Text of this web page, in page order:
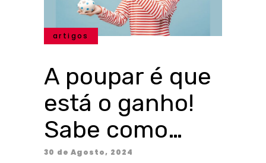
artigos
A poupar é que
está o ganho!
Sabe como…
30 de Agosto, 2024